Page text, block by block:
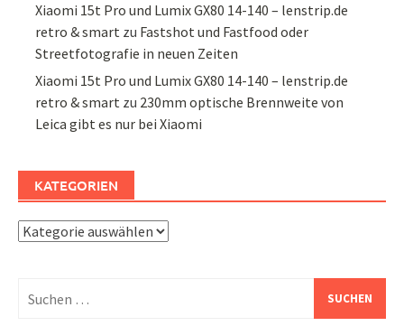
Xiaomi 15t Pro und Lumix GX80 14-140 – lenstrip.de
retro & smart zu Fastshot und Fastfood oder
Streetfotografie in neuen Zeiten
Xiaomi 15t Pro und Lumix GX80 14-140 – lenstrip.de
retro & smart zu 230mm optische Brennweite von
Leica gibt es nur bei Xiaomi
KATEGORIEN
Kategorien
nach: